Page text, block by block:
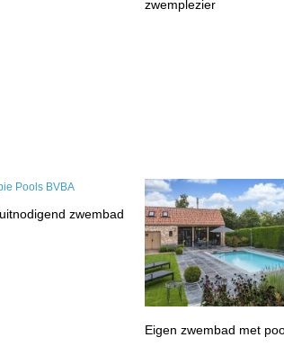
zwemplezier
zwembad
Eigen zwembad met